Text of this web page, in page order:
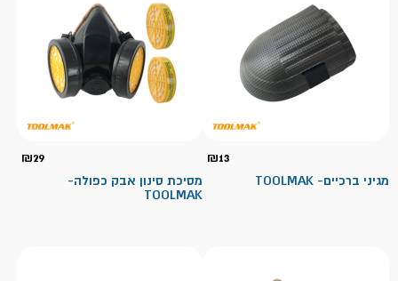
₪13
מגיני ברכיים- TOOLMAK
₪29
מסיכת סינון אבק כפולה-
TOOLMAK